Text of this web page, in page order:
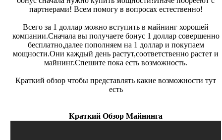
партнерами! Всем помогу в вопросах естественно!
Всего за 1 доллар можно вступить в майнинг хорошей
компании.Сначала вы получаете бонус 1 доллар совершенно
бесплатно,далее пополняем на 1 доллар и покупаем
мощности.Они каждый день растут,соответственно растет и
майнинг.Спешите пока есть возможность.
Краткий обзор чтобы представлять какие возможности тут
есть
Краткий Обзор Майнинга